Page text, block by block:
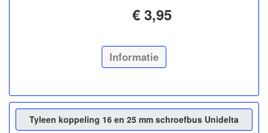
€ 3,95
Informatie
Tyleen koppeling 16 en 25 mm schroefbus Unidelta